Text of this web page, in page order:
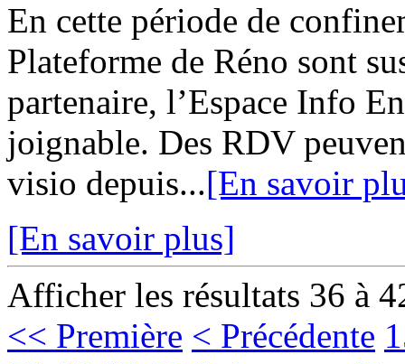
En cette période de
Plateforme de Réno sont
partenaire, l’Espace Info
joignable. Des RDV
visio depuis...[En savoir
[En savoir plus]
Afficher les résultats 36 à
<< Première < Précédente